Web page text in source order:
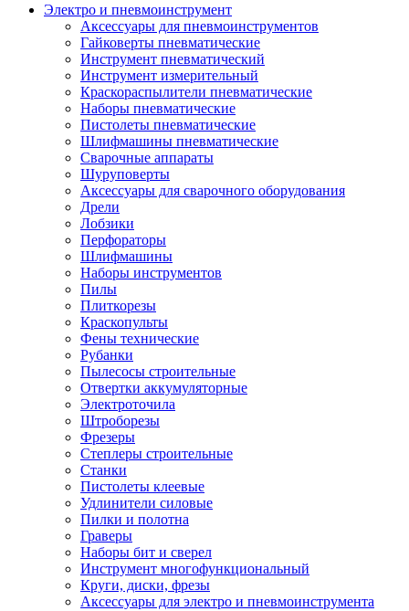
Инструмент ручной
Лопаты
Садово-посадочные инструменты
Садовые ножницы
Садовые пилы и ножи
Секаторы и сучкорезы
Топоры
Баллоны газовые
Мангалы и коптильни
Мебель для сада
Ножницы по металлу
Тележки садовые
Автомобильная техника
Автозвук
Автомагнитолы
Колонки
Усилители
Модуляторы fm
Аксессуары
Электроника
Видеорегистраторы
Радар-детекторы
Парковочные радары
Навигаторы и аксессуары
Навигаторы
Камеры заднего вида
Автомобильные антенны
Сигнализации автомобильные
Телевизоры и мониторы автомобильные
Аксессуары
Автолампы
Автомобильные провода, кабели,
Электро и пневмоинструмент
Аксессуары для пневмоинструментов
Гайковерты пневматические
Инструмент пневматический
Инструмент измерительный
Краскораспылители пневматические
Наборы пневматические
Пистолеты пневматические
Шлифмашины пневматические
Сварочные аппараты
Шуруповерты
Аксессуары для сварочного оборудования
Дрели
Лобзики
Перфораторы
Шлифмашины
Наборы инструментов
Пилы
Плиткорезы
Краскопульты
Фены технические
Рубанки
Пылесосы строительные
Отвертки аккумуляторные
Электроточила
Штроборезы
Фрезеры
Степлеры строительные
Станки
Пистолеты клеевые
Удлинители силовые
Пилки и полотна
Граверы
Наборы бит и сверел
Инструмент многофункциональный
Круги, диски, фрезы
Аксессуары для электро и пневмоинструмента